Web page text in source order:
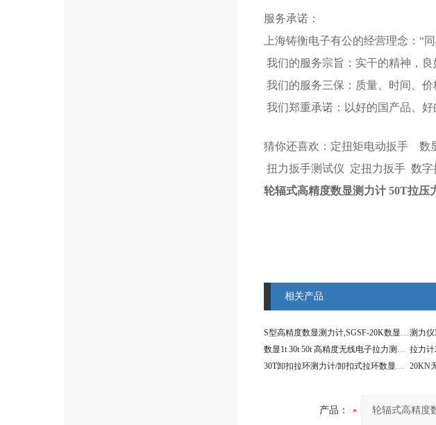
服务承诺：
上海铸衡电子有公的经营理念：“
我们的服务宗旨：实干的精神，
我们的服务三保：质量、时间、价
我们郑重承诺：以好的国产品、
猜你还喜欢： 定扭矩电动扳手 数
扭力扳手测试仪 定扭力扳手 数字
轮辐式高精度数显测力计 50T拉压
相关产品
S型高精度数显测力计,SGSF-20K数显拉力表
数显1t 30t 50t 高精度无线电子拉力测力计
30T卸扣拉环测力计/卸扣式拉环数显测力仪
产品：